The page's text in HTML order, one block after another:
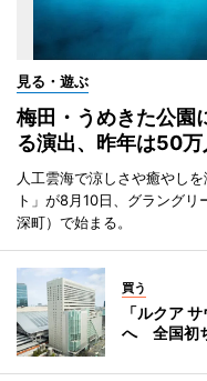
見る・遊ぶ
梅田・うめきた公
る演出、昨年は50
人工雲海で涼しさや癒やし
ト」が8月10日、グラング
深町）で始まる。
買う
「ルクア
へ 全国初